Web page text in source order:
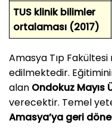
TUS klinik bilimler
ortalaması (2017)
Amasya Tıp
edilmektedir.
alan Ondokuz Mayıs
verecektir. Temel
Amasya’ya geri